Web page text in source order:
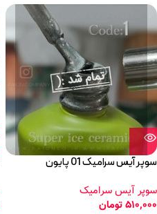
سوپر آیس سرامیک 01 پایون
سوپر آیس سرامیک
510,000تومان